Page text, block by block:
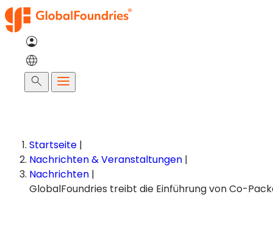
Zum
Inhalt
springen
Suche
Startseite |
Nachrichten & Veranstaltungen |
Nachrichten |